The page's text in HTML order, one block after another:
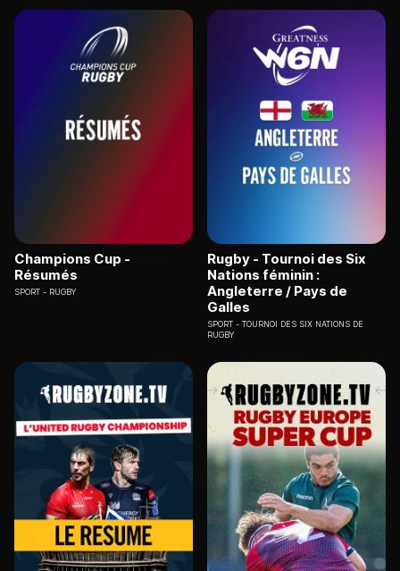
Champions Cup -
Résumés
SPORT RUGBY
Rugby - Tournoi des Six
Nations féminin :
Angleterre / Pays de
Galles
SPORT
TOURNOI DES SIX NATIONS DE
RUGBY